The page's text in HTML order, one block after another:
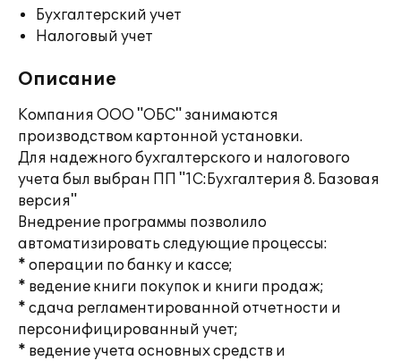
Бухгалтерский учет
Налоговый учет
Описание
Компания ООО "ОБС" занимаются
производством картонной установки.
Для надежного бухгалтерского и налогового
учета был выбран ПП "1С:Бухгалтерия 8. Базовая
версия"
Внедрение программы позволило
автоматизировать следующие процессы:
* операции по банку и кассе;
* ведение книги покупок и книги продаж;
* сдача регламентированной отчетности и
персонифицированный учет;
* ведение учета основных средств и